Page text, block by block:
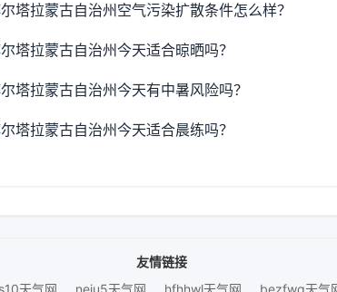
塔拉蒙古自治州空气污染扩散条件怎么样？
塔拉蒙古自治州今天适合晾晒吗？
塔拉蒙古自治州今天有中暑风险吗？
塔拉蒙古自治州今天适合晨练吗？
友情链接
天气网
neiu5天气网 hfhhwl天气网 bezfwq天气